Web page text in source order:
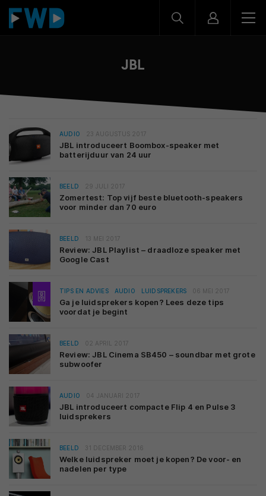
JBL
AUDIO 23 AUGUSTUS 2017
JBL introduceert Boombox-speaker met
batterijduur van 24 uur
BEELD 29 JULI 2017
Zomertest: Top vijf beste bluetooth-speakers
voor minder dan 70 euro
BEELD 13 MEI 2017
Review: JBL Playlist – draadloze speaker met
Google Cast
TIPS EN ADVIES AUDIO LUIDSPREKERS 06 MEI 2017
Ga je luidsprekers kopen? Lees deze tips
voordat je begint
BEELD 02 APRIL 2017
Review: JBL Cinema SB450 – soundbar met grote
subwoofer
AUDIO 04 JANUARI 2017
JBL introduceert compacte Flip 4 en Pulse 3
luidsprekers
BEELD 31 DECEMBER 2016
Welke luidspreker moet je kopen? De voor- en
nadelen per type